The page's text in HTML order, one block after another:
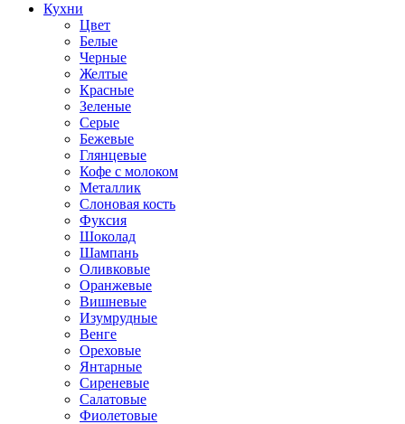
Кухни
Цвет
Белые
Черные
Желтые
Красные
Зеленые
Серые
Бежевые
Глянцевые
Кофе с молоком
Металлик
Слоновая кость
Фуксия
Шоколад
Шампань
Оливковые
Оранжевые
Вишневые
Изумрудные
Венге
Ореховые
Янтарные
Сиреневые
Салатовые
Фиолетовые